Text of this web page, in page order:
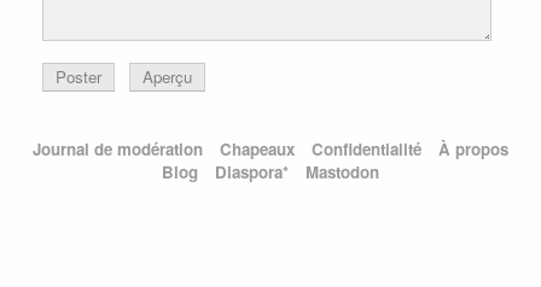
Poster Aperçu
Journal de modération Chapeaux Confidentialité
À propos
Blog
Diaspora* Mastodon